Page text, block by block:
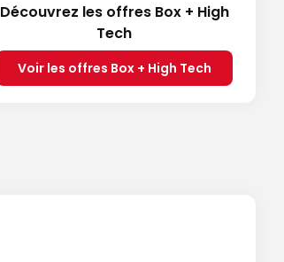
Découvrez les offres Box + High
Tech
Voir les offres Box + High Tech